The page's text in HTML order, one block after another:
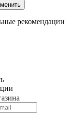
рекомендации